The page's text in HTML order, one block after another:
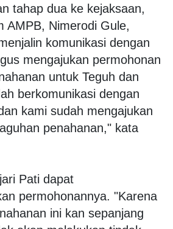
tahap dua ke kejaksaan,
AMPB, Nimerodi Gule,
komunikasi dengan
mengajukan permohonan
untuk Teguh dan
berkomunikasi dengan
kami sudah mengajukan
penahanan," kata
Pati dapat
permohonannya. "Karena
ini kan sepanjang